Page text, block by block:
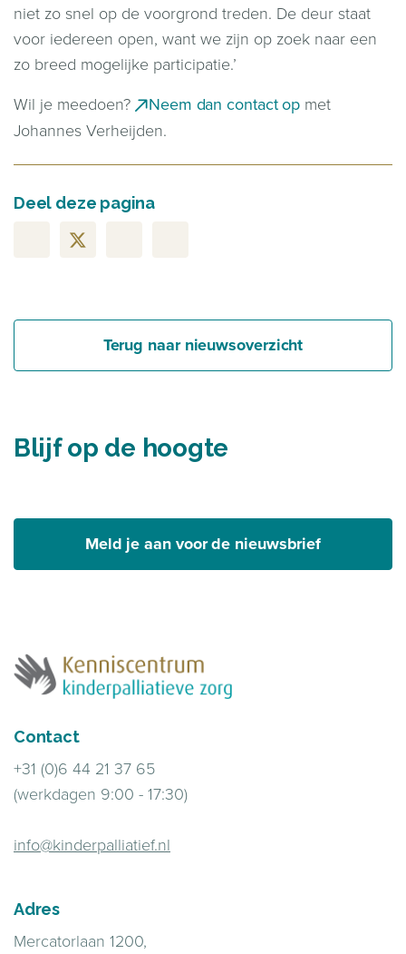
niet zo snel op de voorgrond treden. De deur staat
voor iedereen open, want we zijn op zoek naar een
zo breed mogelijke participatie.’
Wil je meedoen?
Neem dan contact op met
Johannes Verheijden.
Deel deze pagina
Terug naar nieuwsoverzicht
Blijf op de hoogte
Meld je aan voor de nieuwsbrief
Contact
+31 (0)6 44 21 37 65
(werkdagen 9:00 - 17:30)
info@kinderpalliatief.nl
Adres
Mercatorlaan 1200,